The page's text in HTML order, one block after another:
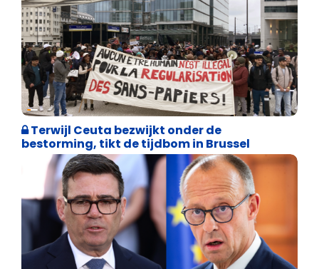
Asiel en Migratie
Terwijl Ceuta bezwijkt onder de
bestorming, tikt de tijdbom in Brussel